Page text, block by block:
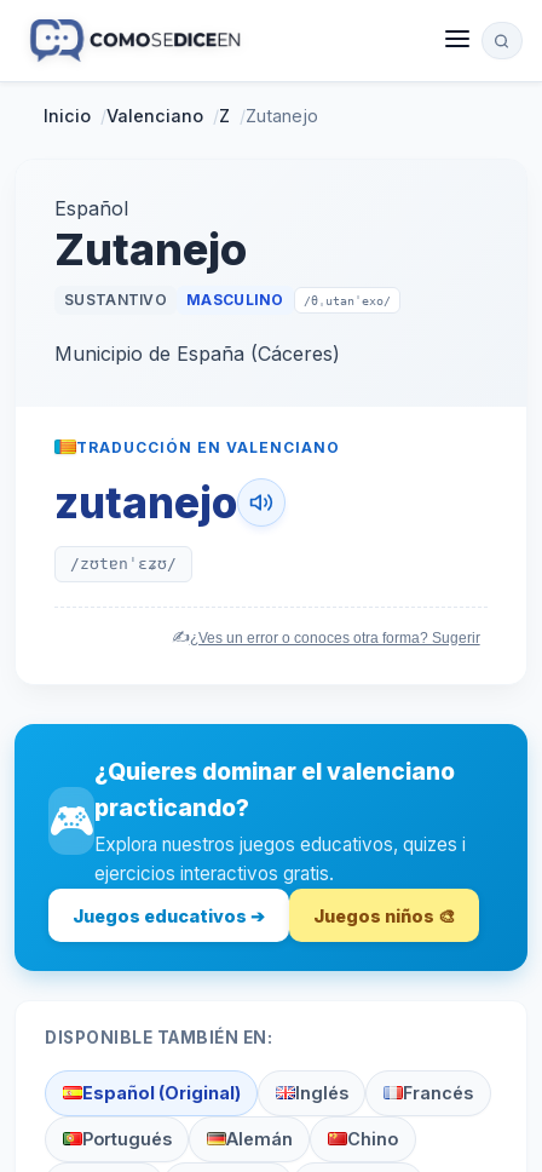
Inicio /Valenciano /Z /Zutanejo
Español
Zutanejo
SUSTANTIVO MASCULINO /θˌutanˈexo/
Municipio de España (Cáceres)
TRADUCCIÓN EN VALENCIANO
zutanejo
/zʊtɐnˈɛʑʊ/
✍️¿Ves un error o conoces otra forma? Sugerir
🎮
¿Quieres dominar el valenciano
practicando?
Explora nuestros juegos educativos, quizes i
ejercicios interactivos gratis.
Juegos educativos ➔ Juegos niños 🎨
DISPONIBLE TAMBIÉN EN:
Español (Original) Inglés Francés
Portugués Alemán Chino